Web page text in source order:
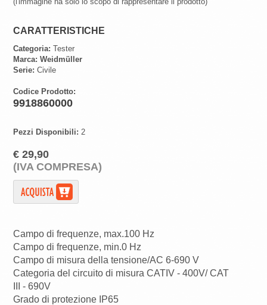
CARATTERISTICHE
Categoria: Tester
Marca: Weidmüller
Serie: Civile
Codice Prodotto:
9918860000
Pezzi Disponibili: 2
€ 29,90
(IVA COMPRESA)
Campo di frequenze, max.100 Hz
Campo di frequenze, min.0 Hz
Campo di misura della tensione/AC 6-690 V
Categoria del circuito di misura CATIV - 400V/ CAT
III - 690V
Grado di protezione IP65